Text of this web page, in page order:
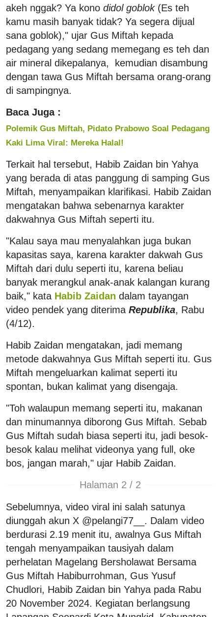
akeh nggak? Ya kono didol goblok(Es teh
kamu masih banyak tidak? Ya segera dijual
sana goblok)," ujar Gus Miftah kepada
pedagang yang sedang memegang es teh dan
air mineral dikepalanya, kemudian disambung
dengan tawa Gus Miftah bersama orang-orang
di sampingnya.
Baca Juga :
Polemik Gus Miftah, Pidato Prabowo Soal Pedagang
Kaki Lima Viral: Mereka Halal!
Terkait hal tersebut, Habib Zaidan bin Yahya
yang berada di atas panggung di samping Gus
Miftah, menyampaikan klarifikasi. Habib Zaidan
mengatakan bahwa sebenarnya karakter
dakwahnya Gus Miftah seperti itu.
"Kalau saya mau menyalahkan juga bukan
kapasitas saya, karena karakter dakwah Gus
Miftah dari dulu seperti itu, karena beliau
banyak merangkul anak-anak kalangan kurang
baik," kata Habib Zaidan dalam tayangan
video pendek yang diterima Republika, Rabu
(4/12).
Habib Zaidan mengatakan, jadi memang
metode dakwahnya Gus Miftah seperti itu. Gus
Miftah mengeluarkan kalimat seperti itu
spontan, bukan kalimat yang disengaja.
"Toh walaupun memang seperti itu, makanan
dan minumannya diborong Gus Miftah. Sebab
Gus Miftah sudah biasa seperti itu, jadi besok-
besok kalau melihat videonya yang full, oke
bos, jangan marah," ujar Habib Zaidan.
Halaman 2 / 2
Sebelumnya, video viral ini salah satunya
diunggah akun X @pelangi77__. Dalam video
berdurasi 2.19 menit itu, awalnya Gus Miftah
tengah menyampaikan tausiyah dalam
perhelatan Magelang Bersholawat Bersama
Gus Miftah Habiburrohman, Gus Yusuf
Chudlori, Habib Zaidan bin Yahya pada Rabu
20 November 2024. Kegiatan berlangsung